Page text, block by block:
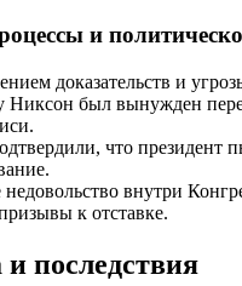
и
доказательств и
Никсон был вынужден
что президент
недовольство внутри
к отставке.
последствия